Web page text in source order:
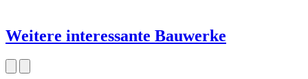
Weitere interessante Bauwerke